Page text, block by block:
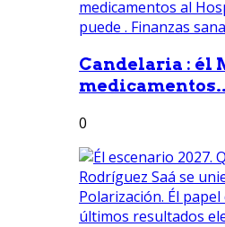
Candelaria : él
0